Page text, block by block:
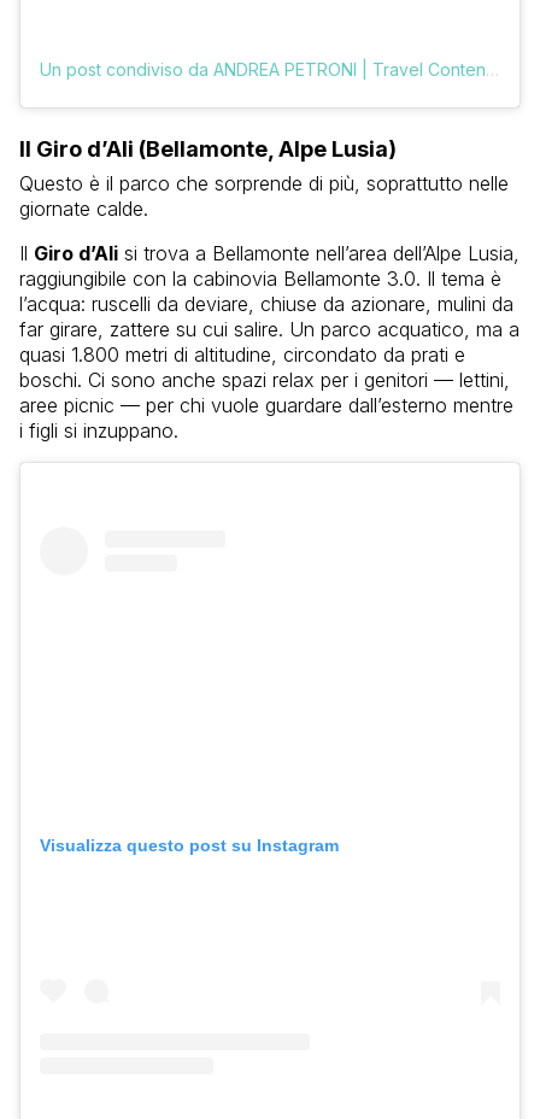
Un post condiviso da ANDREA PETRONI | Travel Content Creator (@vologratis)
Il Giro d’Ali (Bellamonte, Alpe Lusia)
Questo è il parco che sorprende di più, soprattutto nelle
giornate calde.
Il Giro d’Ali si trova a Bellamonte nell’area dell’Alpe Lusia,
raggiungibile con la cabinovia Bellamonte 3.0. Il tema è
l’acqua: ruscelli da deviare, chiuse da azionare, mulini da
far girare, zattere su cui salire. Un parco acquatico, ma a
quasi 1.800 metri di altitudine, circondato da prati e
boschi. Ci sono anche spazi relax per i genitori — lettini,
aree picnic — per chi vuole guardare dall’esterno mentre
i figli si inzuppano.
Visualizza questo post su Instagram